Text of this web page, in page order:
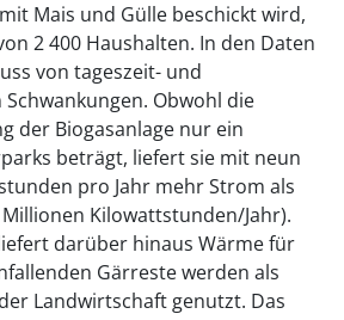
Mais und Gülle beschickt wird,
2 400 Haushalten. In den Daten
von tageszeit- und
Obwohl die
der Biogasanlage nur ein
beträgt, liefert sie mit neun
pro Jahr mehr Strom als
Kilowattstunden/Jahr).
darüber hinaus Wärme für
Gärreste werden als
Landwirtschaft genutzt. Das